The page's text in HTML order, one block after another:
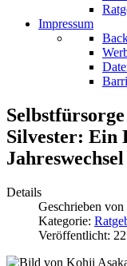
Impressum
Silvester: Ein
Jahreswechsel
Details
Geschrieben von
Kategorie:
Veröffentlicht: